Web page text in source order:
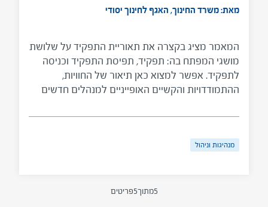
מאת: משרד החינוך, האגף לחינוך יסודי
המאמר מציג בקצרה את תאוריית התפקיד על שלושת
מושגי המפתח בה: תפקיד, תפיסת התפקיד וכניסה
לתפקיד. אפשר למצוא כאן תיאור של החוויות,
ההתמודדויות והקשיים האופייניים למנהלים חדשים
מנהיגות וניהול
5מתוך5פריטים